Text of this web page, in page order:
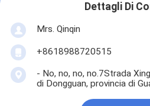
Dettagli Di
Mrs. Qinqin
+8618988720515
- No, no, no, no.7Strada
di Dongguan, provincia di